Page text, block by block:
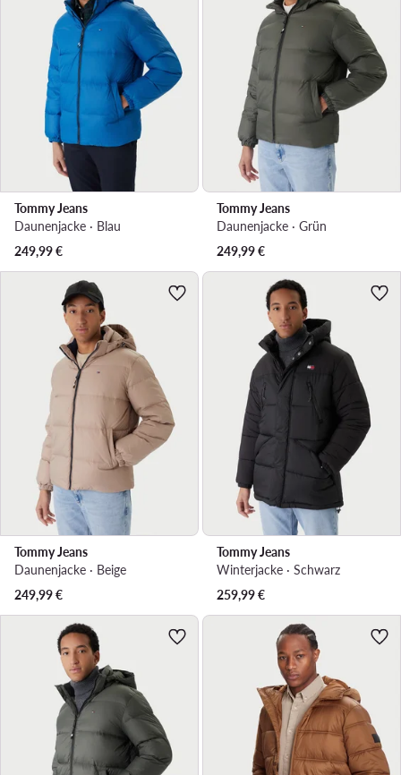
Tommy Jeans
Daunenjacke · Blau
249,99€
Tommy Jeans
Daunenjacke · Grün
249,99€
Tommy Jeans
Daunenjacke · Beige
249,99€
Tommy Jeans
Winterjacke · Schwarz
259,99€